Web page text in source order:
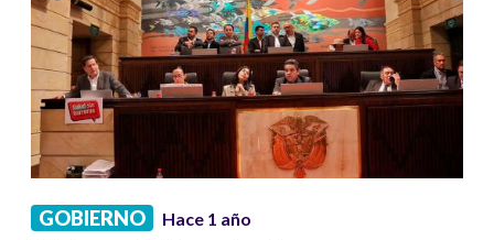
GOBIERNO Hace 1 año